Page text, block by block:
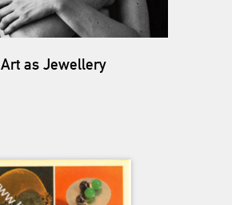
Art as Jewellery